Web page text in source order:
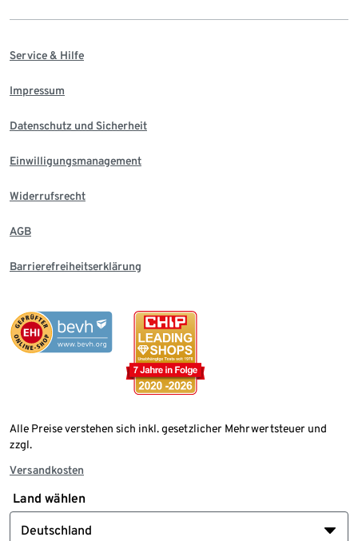
Service & Hilfe
Impressum
Datenschutz und Sicherheit
Einwilligungsmanagement
Widerrufsrecht
AGB
Barrierefreiheitserklärung
Alle Preise verstehen sich inkl. gesetzlicher Mehrwertsteuer und
zzgl.
Versandkosten
Land wählen
Deutschland